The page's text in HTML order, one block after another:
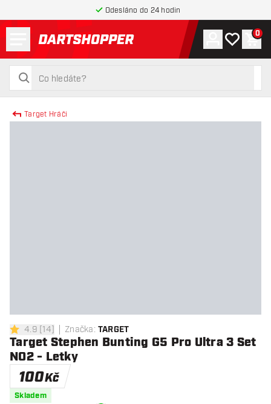
Odesláno do 24 hodin
Zpět na hlavní stránku
hledat
hledat
ÚčetMůj 0
Target Hráči
4.9 hodnoticí hvězdičky
4.9 [14] Značka: TARGET
Target Stephen Bunting G5 Pro Ultra 3 Set
NO2 - Letky
100Kč
Skladem